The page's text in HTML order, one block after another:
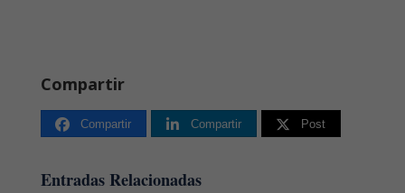
Compartir
Compartir Compartir Post
Entradas Relacionadas